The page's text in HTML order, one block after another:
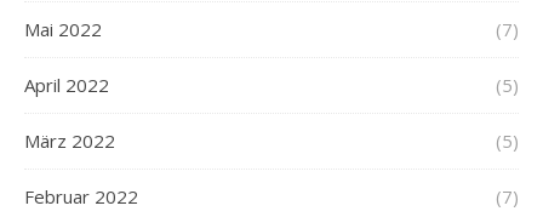
Mai 2022 (7)
April 2022 (5)
März 2022 (5)
Februar 2022 (7)